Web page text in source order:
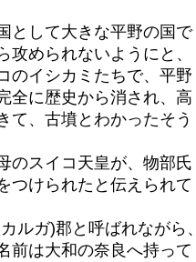
として大きな平野の国で
攻められないようにと、
のイシカミたちで、平野
全に歴史から消され、高
て、古墳とわかったそう
のスイコ天皇が、物部氏
つけられたと伝えられて
ルガ)郡と呼ばれながら
前は大和の奈良へ持って